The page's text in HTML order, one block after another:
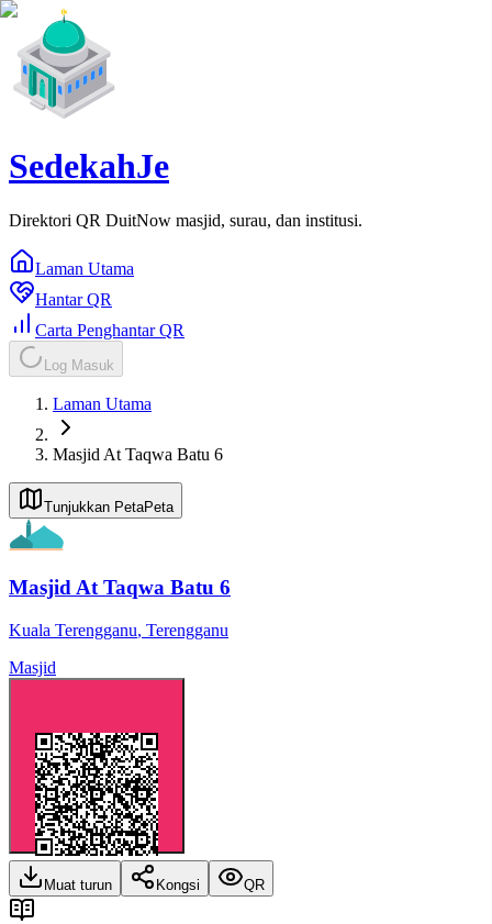
SedekahJe
Direktori QR DuitNow masjid, surau, dan institusi.
Laman Utama
Hantar QR
Carta Penghantar QR
Log Masuk
Laman Utama
Masjid At Taqwa Batu 6
Tunjukkan PetaPeta
Masjid At Taqwa Batu 6
Kuala Terengganu, Terengganu
Masjid
Muat turun Kongsi QR